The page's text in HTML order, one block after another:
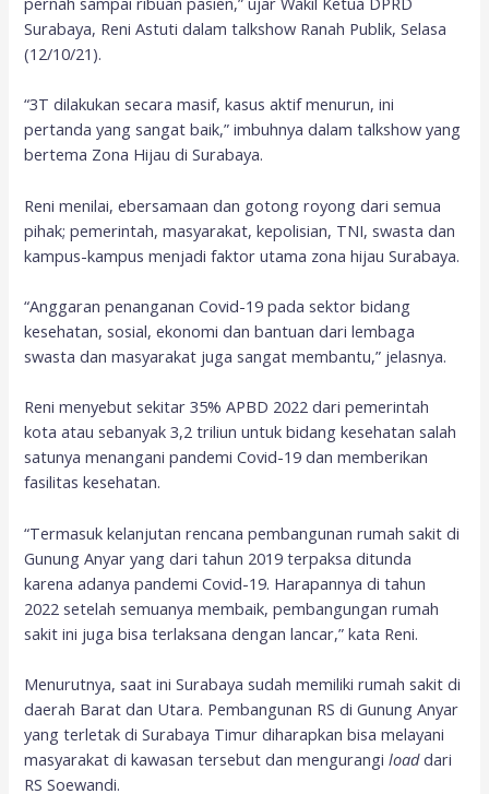
Surabaya, Reni Astuti dalam talkshow Ranah Publik, Selasa
(12/10/21).
“3T dilakukan secara masif, kasus aktif menurun, ini
pertanda yang sangat baik,” imbuhnya dalam talkshow yang
bertema Zona Hijau di Surabaya.
Reni menilai, ebersamaan dan gotong royong dari semua
pihak; pemerintah, masyarakat, kepolisian, TNI, swasta dan
kampus-kampus menjadi faktor utama zona hijau Surabaya.
“Anggaran penanganan Covid-19 pada sektor bidang
kesehatan, sosial, ekonomi dan bantuan dari lembaga
swasta dan masyarakat juga sangat membantu,” jelasnya.
Reni menyebut sekitar 35% APBD 2022 dari pemerintah
kota atau sebanyak 3,2 triliun untuk bidang kesehatan salah
satunya menangani pandemi Covid-19 dan memberikan
fasilitas kesehatan.
“Termasuk kelanjutan rencana pembangunan rumah sakit di
Gunung Anyar yang dari tahun 2019 terpaksa ditunda
karena adanya pandemi Covid-19. Harapannya di tahun
2022 setelah semuanya membaik, pembangungan rumah
sakit ini juga bisa terlaksana dengan lancar,” kata Reni.
Menurutnya, saat ini Surabaya sudah memiliki rumah sakit di
daerah Barat dan Utara. Pembangunan RS di Gunung Anyar
yang terletak di Surabaya Timur diharapkan bisa melayani
masyarakat di kawasan tersebut dan mengurangiloaddari
RS Soewandi.